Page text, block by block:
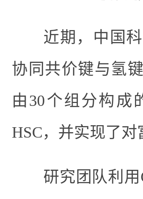
近期，中国
协同共价键与氢
由30个组分构成
HSC，并实现了
研究团队利用